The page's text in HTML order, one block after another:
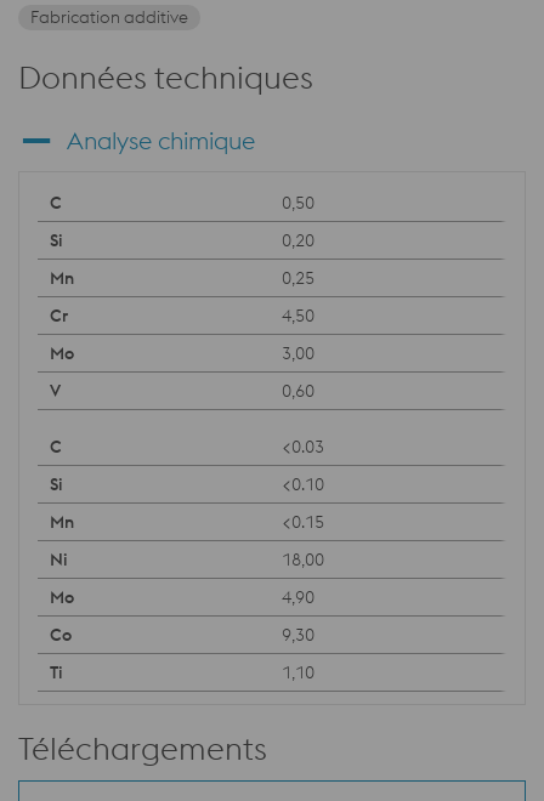
Fabrication additive
Données techniques
Analyse chimique
0,50
0,20
0,25
4,50
3,00
0,60
<0.03
<0.10
<0.15
18,00
4,90
9,30
1,10
Téléchargements